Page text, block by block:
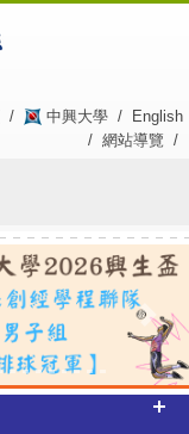
/ 中興大學 /
English
/ 網站導覽 /
Next